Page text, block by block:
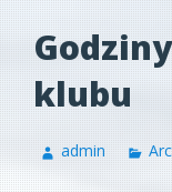
klubu
admin